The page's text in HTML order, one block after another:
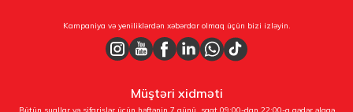
Kampaniya və yeniliklərdən xəbərdar olmaq üçün bizi izləyin.
Müştəri xidməti